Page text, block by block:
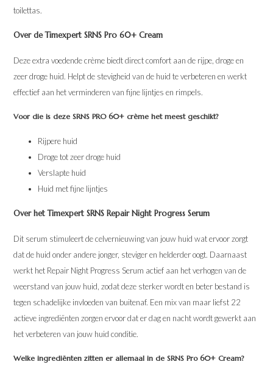
toilettas.
Over de Timexpert SRNS Pro 60+ Cream
Deze extra voedende crème biedt direct comfort aan de rijpe, droge en
zeer droge huid. Helpt de stevigheid van de huid te verbeteren en werkt
effectief aan het verminderen van fijne lijntjes en rimpels.
Voor die is deze SRNS PRO 60+ crème het meest geschikt?
Rijpere huid
Droge tot zeer droge huid
Verslapte huid
Huid met fijne lijntjes
Over het Timexpert SRNS Repair Night Progress Serum
Dit serum stimuleert de celvernieuwing van jouw huid wat ervoor zorgt
dat de huid onder andere jonger, steviger en helderder oogt. Daarnaast
werkt het Repair Night Progress Serum actief aan het verhogen van de
weerstand van jouw huid, zodat deze sterker wordt en beter bestand is
tegen schadelijke invloeden van buitenaf. Een mix van maar liefst 22
actieve ingrediënten zorgen ervoor dat er dag en nacht wordt gewerkt aan
het verbeteren van jouw huid conditie.
Welke ingrediënten zitten er allemaal in de SRNS Pro 60+ Cream?